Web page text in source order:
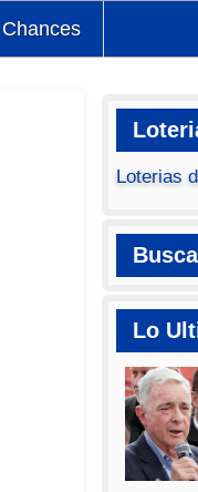
Chances
Loterias
Lo